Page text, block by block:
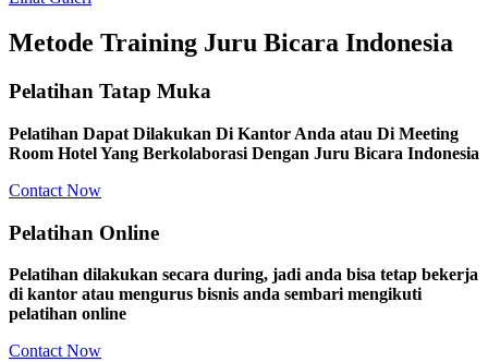
Metode Training Juru Bicara Indonesia
Pelatihan Tatap Muka
Pelatihan Dapat Dilakukan Di Kantor Anda atau Di Meeting
Room Hotel Yang Berkolaborasi Dengan Juru Bicara Indonesia
Contact Now
Pelatihan Online
Pelatihan dilakukan secara during, jadi anda bisa tetap bekerja
di kantor atau mengurus bisnis anda sembari mengikuti
pelatihan online
Contact Now